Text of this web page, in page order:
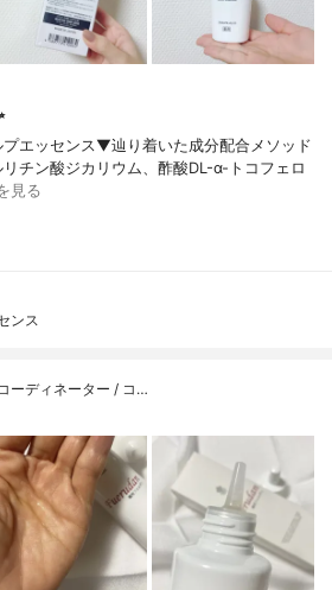
エッセンス▼辿り着いた成分配合メソッド
チン酸ジカリウム、酢酸DL-α-トコフェロ
見る
ンス
ーディネーター / コ…